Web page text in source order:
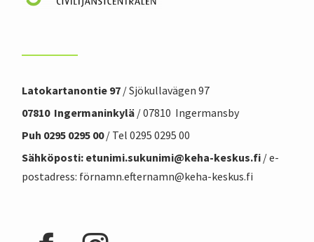
Latokartanontie 97 / Sjökullavägen 97
07810 Ingermaninkylä / 07810 Ingermansby
Puh 0295 0295 00/ Tel 0295 0295 00
Sähköposti: etunimi.sukunimi@keha-keskus.fi / e-
postadress: förnamn.efternamn@keha-keskus.fi